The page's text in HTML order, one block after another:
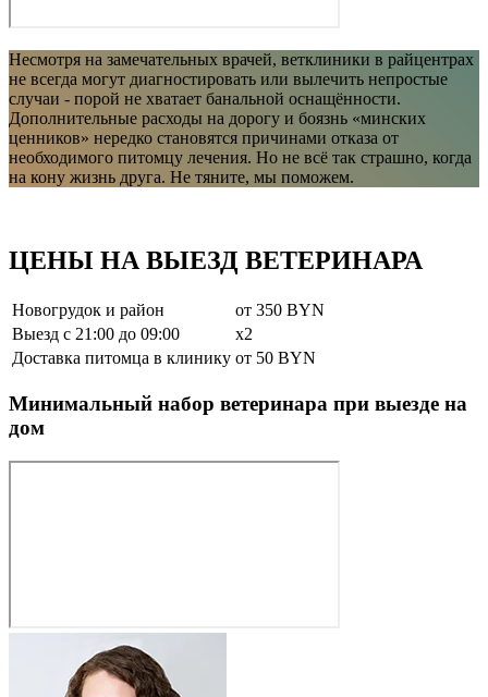
Несмотря на замечательных врачей, ветклиники в райцентрах
не всегда могут диагностировать или вылечить непростые
случаи - порой не хватает банальной оснащённости.
Дополнительные расходы на дорогу и боязнь «минских
ценников» нередко становятся причинами отказа от
необходимого питомцу лечения. Но не всё так страшно, когда
на кону жизнь друга. Не тяните, мы поможем.
ЦЕНЫ НА ВЫЕЗД ВЕТЕРИНАРА
Новогрудок и район
от 350 BYN
Выезд c 21:00 до 09:00
x2
Доставка питомца в клинику от 50 BYN
Минимальный набор ветеринара при выезде на
дом